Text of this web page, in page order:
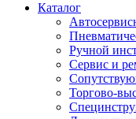
Каталог
Ручной
Сервис и
Торгово-